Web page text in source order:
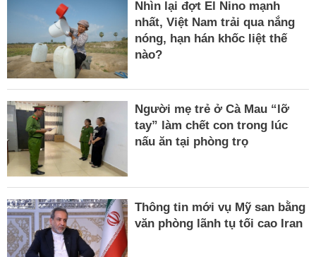
Nhìn lại đợt El Nino mạnh
nhất, Việt Nam trải qua nắng
nóng, hạn hán khốc liệt thế
nào?
Người mẹ trẻ ở Cà Mau “lỡ
tay” làm chết con trong lúc
nấu ăn tại phòng trọ
Thông tin mới vụ Mỹ san bằng
văn phòng lãnh tụ tối cao Iran